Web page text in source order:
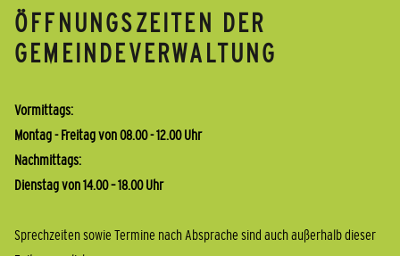
ÖFFNUNGSZEITEN DER
GEMEINDEVERWALTUNG
Vormittags:
Montag - Freitag von 08.00 - 12.00 Uhr
Nachmittags:
Dienstag von 14.00 – 18.00 Uhr
Sprechzeiten sowie Termine nach Absprache sind auch außerhalb dieser